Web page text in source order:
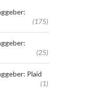
(175)
(25)
Plaid
(1)